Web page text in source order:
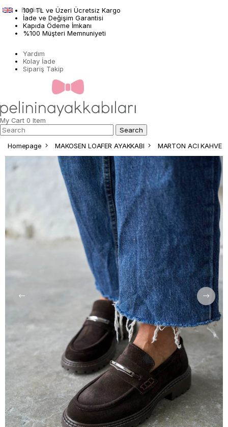
100 TL ve Üzeri Ücretsiz Kargo
İade ve Değişim Garantisi
Kapıda Ödeme İmkanı
%100 Müşteri Memnuniyeti
Yardım
Kolay İade
Sipariş Takip
English
My Cart 0 Item
Homepage MAKOSEN LOAFER AYAKKABI MARTON ACI KAHVE